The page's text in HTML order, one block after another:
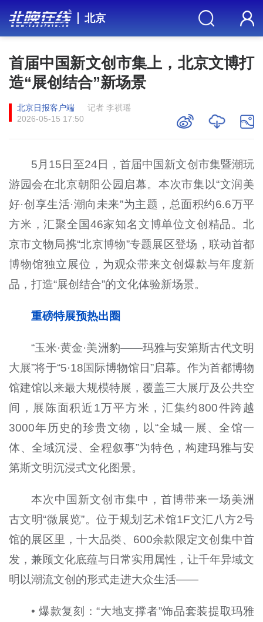
北京
首届中国新文创市集上，北京文博打
造“展创结合”新场景
北京日报客户端
记者 李祺瑶
2026-05-15 17:50
5 月 15日至24日，首届中国新文创市集暨潮玩
游园会在北京朝阳公园启幕。本次市集以“文润美
好·创享生活·潮向未来”为主题，总面积约6.6万平
方米，汇聚全国46家知名文博单位文创精品。北
京市文物局携“北京博物”专题展区登场，联动首都
博物馆独立展位，为观众带来文创爆款与年度新
品，打造“展创结合”的文化体验新场景。
重磅特展预热出圈
“玉米·黄金·美洲豹——玛雅与安第斯古代文明
大展”将于“5·18国际博物馆日”启幕。作为首都博物
馆建馆以来最大规模特展，覆盖三大展厅及公共空
间，展陈面积近1万平方米，汇集约800件跨越
3000年历史的珍贵文物，以“全城一展、全馆一
体、全域沉浸、全程叙事”为特色，构建玛雅与安
第斯文明沉浸式文化图景。
本次中国新文创市集中，首博带来一场美洲
古文明“微展览”。位于规划艺术馆1F文汇八方2号
馆的展区里，十大品类、600余款限定文创集中首
发，兼顾文化底蕴与日常实用属性，让千年异域文
明以潮流文创的形式走进大众生活——
• 爆款复刻：“大地支撑者”饰品套装提取玛雅